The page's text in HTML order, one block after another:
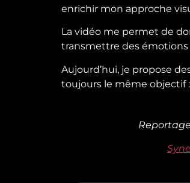
enrichir mon approche
La vidéo me permet de
transmettre des
Aujourd’hui, je propose
toujours le même objectif